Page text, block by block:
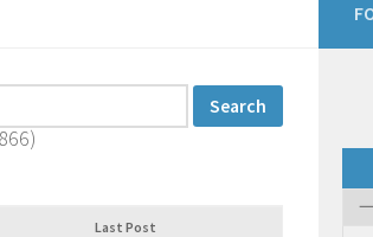
Last Post